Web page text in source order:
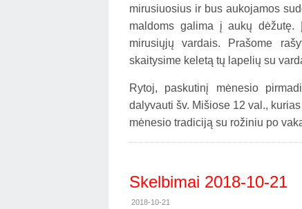
mirusiuosius ir bus aukojamos
maldoms galima į aukų
mirusiųjų vardais. Prašome
skaitysime keletą tų lapelių su
Rytoj, paskutinį mėnesio
dalyvauti šv. Mišiose 12 val.,
mėnesio tradiciją su rožiniu po
Skelbimai 2018-10-21
2018-10-21